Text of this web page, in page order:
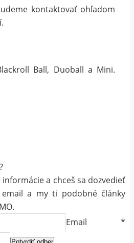
kontaktovať ohľadom
Ball, Duoball a Mini.
a chceš sa dozvedieť
email a my ti podobné články
Email*